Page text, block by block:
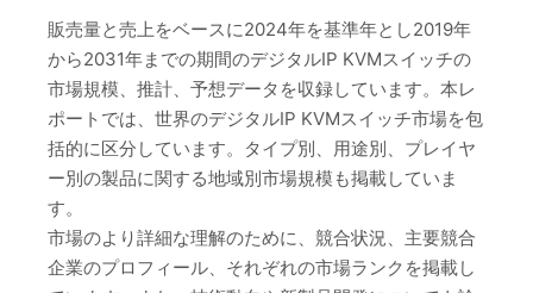
販売量と売上をベースに2024年を基準年とし2019年
から2031年までの期間のデジタルIP KVMスイッチの
市場規模、推計、予想データを収録しています。本レ
ポートでは、世界のデジタルIP KVMスイッチ市場を包
括的に区分しています。タイプ別、用途別、プレイヤ
ー別の製品に関する地域別市場規模も掲載していま
す。
市場のより詳細な理解のために、競合状況、主要競合
企業のプロフィール、それぞれの市場ランクを掲載し